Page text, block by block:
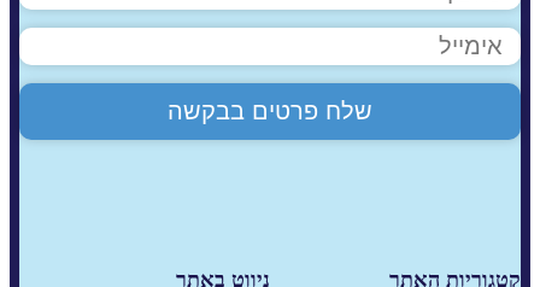
ניווט באתר קטגוריות האתר